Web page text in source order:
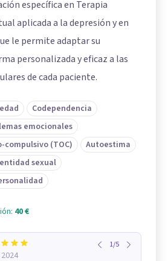
específica en Terapia
aplicada a la depresión y en
le permite adaptar su
personalizada y eficaz a las
de cada paciente.
Codependencia
emocionales
compulsivo (TOC)
Autoestima
sexual
40 €
1/5